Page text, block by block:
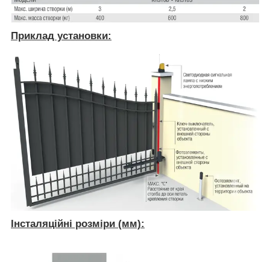
Приклад установки:
Інсталяційні розміри (мм):